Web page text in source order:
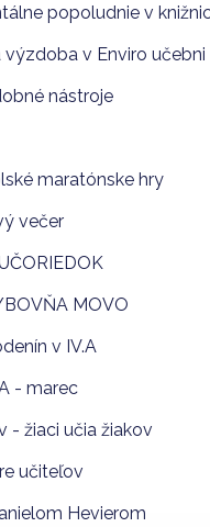
popoludnie v
výzdoba v Enviro učebni
nástroje
maratónske hry
večer
MOVO
v IV.A
- marec
- žiaci učia žiakov
učiteľov
Hevierom